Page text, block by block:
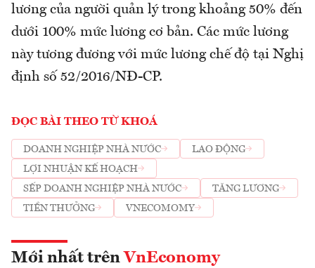
lương của người quản lý trong khoảng 50% đến
dưới 100% mức lương cơ bản. Các mức lương
này tương đương với mức lương chế độ tại Nghị
định số 52/2016/NĐ-CP.
ĐỌC BÀI THEO TỪ KHOÁ
DOANH NGHIỆP NHÀ NƯỚC
LAO ĐỘNG
LỢI NHUẬN KẾ HOẠCH
SẾP DOANH NGHIỆP NHÀ NƯỚC
TĂNG LƯƠNG
TIỀN THƯỞNG
VNECOMOMY
Mới nhất trên VnEconomy